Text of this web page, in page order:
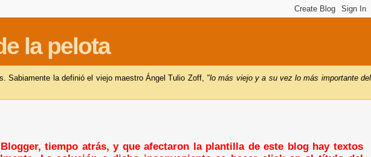
la pelota
Sabiamente la definió el viejo maestro Ángel Tulio Zoff, "lo más viejo y a su vez lo más importante del
tiempo atrás, y que afectaron la plantilla de este blog hay textos